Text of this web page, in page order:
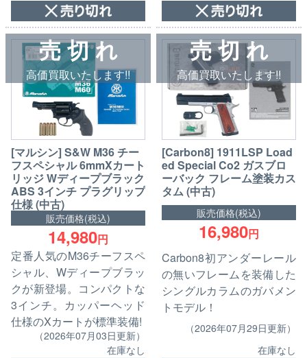
売 切 れ
高価買取いたします!!
[マルシン] S&W M36 チー
フスペシャル 6mmXカート
リッジ Wディープブラック
ABS 3インチ プラグリップ
仕様 (中古)
販売価格(税込)
14,980円
定番人気のM36チーフスペ
シャル、Wディープブラッ
クが新登場。コンパクトな
3インチ。カッパーヘッド
仕様のXカートが標準装備!
（2026年07月03日更新）
在庫なし
売 切 れ
高価買取いたします!!
[Carbon8] 1911LSP Load
ed Special Co2 ガスブロ
ーバック フレーム塗装カス
タム (中古)
販売価格(税込)
16,980円
Carbon8初アンダーレール
の無いフレームを装備した
シングルカラムのガバメン
トモデル！
（2026年07月29日更新）
在庫なし